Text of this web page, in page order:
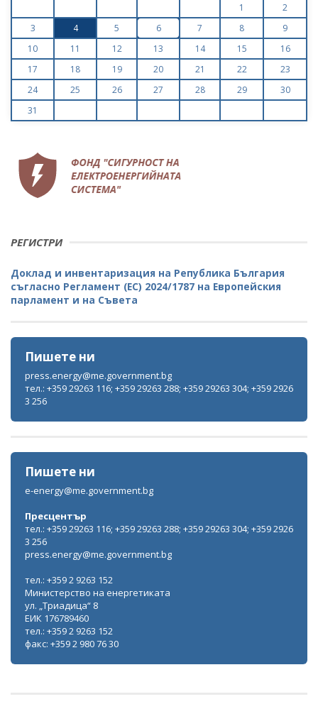
1
2
3
4 5 6 7 8
9
10
11 12 13 14 15
16
17
18 19 20 21 22
23
24
25 26 27 28 29
30
31
РЕГИСТРИ
Доклад и инвентаризация на Република България
съгласно Регламент (ЕС) 2024/1787 на Европейския
парламент и на Съвета
Пишете ни
press.energy@me.government.bg
тел.: +359 29263 116; +359 29263 288; +359 29263 304; +359 2926
3 256
Пишете ни
e-energy@me.government.bg
Пресцентър
тел.: +359 29263 116; +359 29263 288; +359 29263 304; +359 2926
3 256
press.energy@me.government.bg
тел.: +359 2 9263 152
Министерство на енергетиката
ул. „Триадица“ 8
ЕИК 176789460
тел.: +359 2 9263 152
факс: +359 2 980 76 30